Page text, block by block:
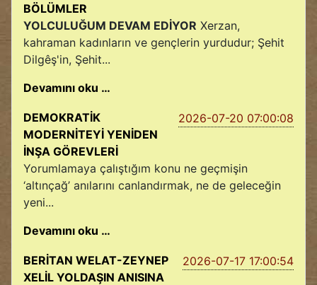
BÖLÜMLER
YOLCULUĞUM DEVAM EDİYOR Xerzan,
kahraman kadınların ve gençlerin yurdudur; Şehit
Dilgêş'in, Şehit...
Devamını oku …
2026-07-20 07:00:08
DEMOKRATİK
MODERNİTEYİ YENİDEN
İNŞA GÖREVLERİ
Yorumlamaya çalıştığım konu ne geçmişin
‘altınçağ’ anılarını canlandırmak, ne de geleceğin
yeni...
Devamını oku …
2026-07-17 17:00:54
BERİTAN WELAT-ZEYNEP
XELİL YOLDAŞIN ANISINA